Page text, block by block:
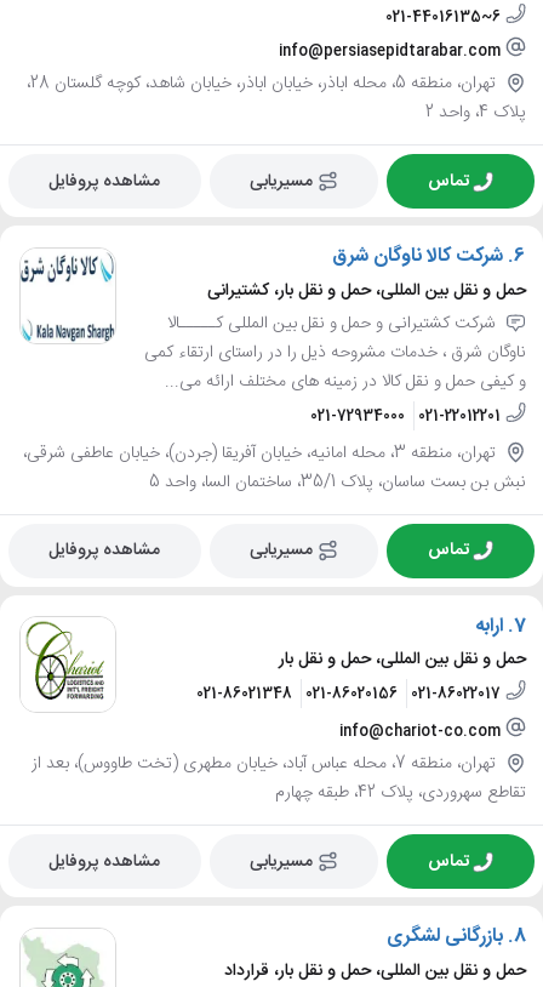
021-44016135~6
info@persiasepidtarabar.com
تهران، منطقه 5، محله اباذر، خیابان اباذر، خیابان شاهد، کوچه گلستان 28،
پلاک 4، واحد 2
تماس مسیریابی مشاهده پروفایل
6. شرکت کالا ناوگان شرق
حمل و نقل بین المللی، حمل و نقل بار، کشتیرانی
شرکت کشتیرانی و حمل و نقل بین المللی کـــــالا
ناوگان شرق ، خدمات مشروحه ذیل را در راستای ارتقاء کمی
و کیفی حمل و نقل کالا در زمینه های مختلف ارائه می...
021-22012201
021-72934000
تهران، منطقه 3، محله امانیه، خیابان آفریقا (جردن)، خیابان عاطفی شرقی،
نبش بن بست ساسان، پلاک 35/1، ساختمان السا، واحد 5
تماس مسیریابی مشاهده پروفایل
7. ارابه
حمل و نقل بین المللی، حمل و نقل بار
021-86022017
021-86020156
021-86021348
info@chariot-co.com
تهران، منطقه 7، محله عباس آباد، خیابان مطهری (تخت طاووس)، بعد از
تقاطع سهروردی، پلاک 42، طبقه چهارم
تماس مسیریابی مشاهده پروفایل
8. بازرگانی لشگری
حمل و نقل بین المللی، حمل و نقل بار، قرارداد